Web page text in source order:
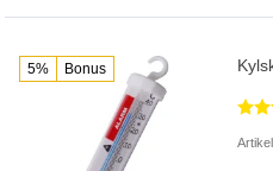
5% Bonus